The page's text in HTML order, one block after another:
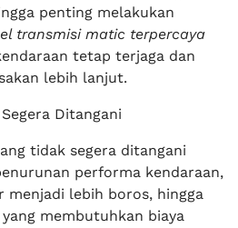
penting melakukan
transmisi matic terpercaya
tetap terjaga dan
lebih lanjut.
Ditangani
tidak segera ditangani
performa kendaraan,
menjadi lebih boros, hingga
membutuhkan biaya